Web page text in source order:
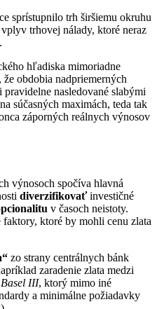
sprístupnilo trh širšiemu okruhu
trhovej nálady, ktoré neraz
hľadiska mimoriadne
obdobia nadpriemerných
nasledované slabými
súčasných maximách, teda tak
záporných reálnych výnosov
výnosoch spočíva hlavná
diverzifikovaťinvestičné
v časoch neistoty.
ktoré by mohli cenu zlata
zo strany centrálnych bánk
zaradenie zlata medzi
Basel III, ktorý mimo iné
a minimálne požiadavky